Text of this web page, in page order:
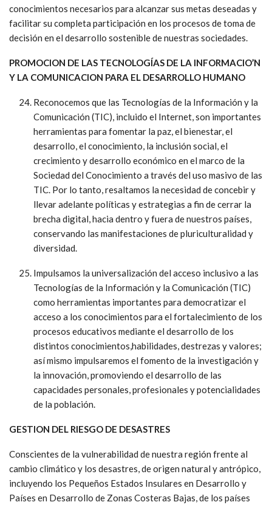
conocimientos necesarios para alcanzar sus metas deseadas y
facilitar su completa participación en los procesos de toma de
decisión en el desarrollo sostenible de nuestras sociedades.
PROMOCION DE LAS TECNOLOGÍAS DE LA INFORMACIO’N
Y LA COMUNICACION PARA EL DESARROLLO HUMANO
Reconocemos que las Tecnologías de la Información y la
Comunicación (TIC), incluido el Internet, son importantes
herramientas para fomentar la paz, el bienestar, el
desarrollo, el conocimiento, la inclusión social, el
crecimiento y desarrollo económico en el marco de la
Sociedad del Conocimiento a través del uso masivo de las
TIC. Por lo tanto, resaltamos la necesidad de concebir y
llevar adelante políticas y estrategias a fin de cerrar la
brecha digital, hacia dentro y fuera de nuestros países,
conservando las manifestaciones de pluriculturalidad y
diversidad.
Impulsamos la universalización del acceso inclusivo a las
Tecnologías de la Información y la Comunicación (TIC)
como herramientas importantes para democratizar el
acceso a los conocimientos para el fortalecimiento de los
procesos educativos mediante el desarrollo de los
distintos conocimientos,habilidades, destrezas y valores;
así mismo impulsaremos el fomento de la investigación y
la innovación, promoviendo el desarrollo de las
capacidades personales, profesionales y potencialidades
de la población.
GESTION DEL RIESGO DE DESASTRES
Conscientes de la vulnerabilidad de nuestra región frente al
cambio climático y los desastres, de origen natural y antrópico,
incluyendo los Pequeños Estados Insulares en Desarrollo y
Países en Desarrollo de Zonas Costeras Bajas, de los países